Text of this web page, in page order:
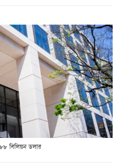
বিলিয়ন ডলার